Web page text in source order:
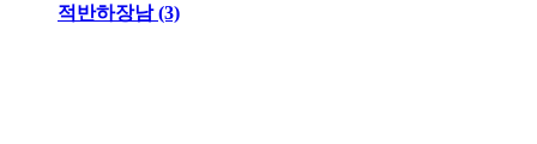
적반하장남 (3)